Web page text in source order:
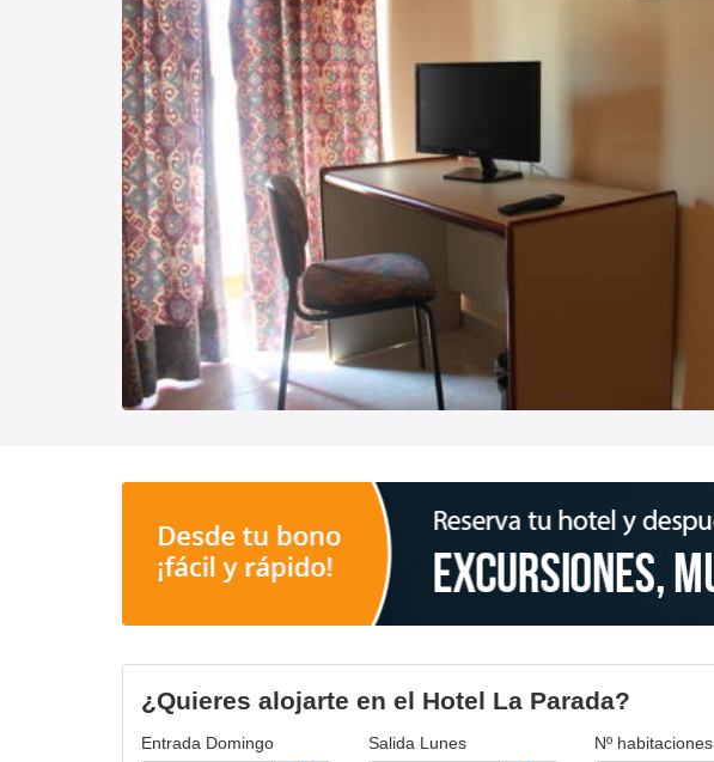
¿Quieres alojarte en el Hotel La Parada?
Entrada Domingo Salida Lunes Nº habitaciones